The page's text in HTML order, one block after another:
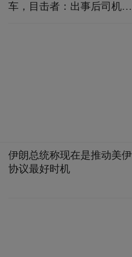
车，目击者：出事后司机一
伊朗总统称现在是推动美伊
协议最好时机